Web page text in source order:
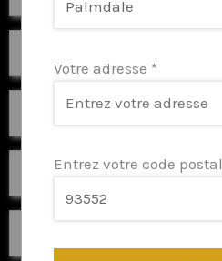
Riz Tartare/Shirashi
Sashimi
Votre adresse *
Entrez votre code postal